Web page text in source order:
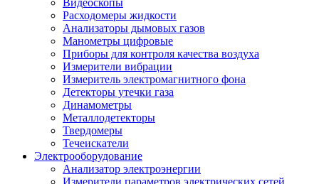
Видеоскопы
Расходомеры жидкости
Анализаторы дымовых газов
Манометры цифровые
Приборы для контроля качества воздуха
Измерители вибрации
Измеритель электромагнитного фона
Детекторы утечки газа
Динамометры
Металлодетекторы
Твердомеры
Течеискатели
Электрооборудование
Анализатор электроэнергии
Измерители параметров электрических сетей